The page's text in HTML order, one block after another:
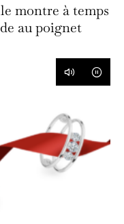
montre à temps
au poignet